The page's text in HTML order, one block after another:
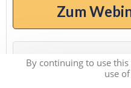
Zum
By continuing to use
use